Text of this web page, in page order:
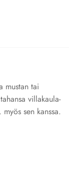
mustan tai
villakaula-
sen kanssa.